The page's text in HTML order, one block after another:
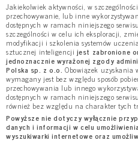
Jakiekolwiek aktywności, w
przechowywanie, lub inne
dostępnych w ramach niniejszego
szczególności w celu ich eksploracji,
modyfikacji i szkolenia systemów
sztucznej inteligencji jest zabronione
jednoznacznie wyrażonej zgody
Polska sp. z o.o. Obowiązek uzyskania
wymagany jest bez względu sposób
przechowywania lub innego
dostępnych w ramach niniejszego
również bez względu na charakter tych
Powyższe nie dotyczy wyłącznie
danych i informacji w celu
wyszukiwarki internetowe oraz